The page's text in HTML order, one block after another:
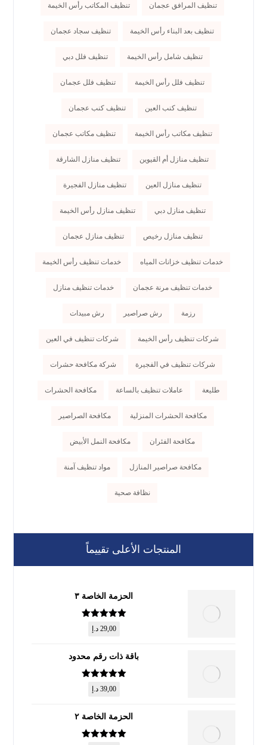
تنظيف المرافق عجمان تنظيف المكاتب رأس الخيمة
تنظيف بعد البناء رأس الخيمة تنظيف سجاد عجمان
تنظيف شامل رأس الخيمة تنظيف فلل دبي
تنظيف فلل رأس الخيمة تنظيف فلل عجمان
تنظيف كنب العين تنظيف كنب عجمان
تنظيف مكاتب رأس الخيمة تنظيف مكاتب عجمان
تنظيف منازل أم القيوين تنظيف منازل الشارقة
تنظيف منازل العين تنظيف منازل الفجيرة
تنظيف منازل دبي تنظيف منازل رأس الخيمة
تنظيف منازل رخيص تنظيف منازل عجمان
خدمات تنظيف خزانات المياه خدمات تنظيف رأس الخيمة
خدمات تنظيف مرنة عجمان خدمات تنظيف منازل
رزمة رش صراصير رش مبيدات
شركات تنظيف رأس الخيمة شركات تنظيف في العين
شركات تنظيف في الفجيرة شركة مكافحة حشرات
طليعة عاملات تنظيف بالساعة مكافحة الحشرات
مكافحة الحشرات المنزلية مكافحة الصراصير
مكافحة الفئران مكافحة النمل الأبيض
مكافحة صراصير المنازل مواد تنظيف آمنة
نظافة صحية
المنتجات الأعلى تقييماً
الحزمة الخاصة ٣
تم التقييم
من 5
29,00 د.إ
باقة ذات رقم محدود
تم التقييم
من 5
39,00 د.إ
الحزمة الخاصة ٢